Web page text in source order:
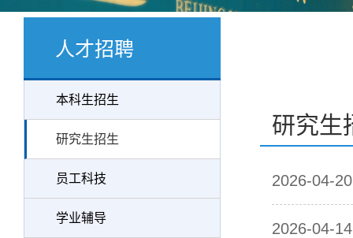
人才招聘
本科生招生
研究生招生
员工科技
学业辅导
研究生
2026-04-20
2026-04-14